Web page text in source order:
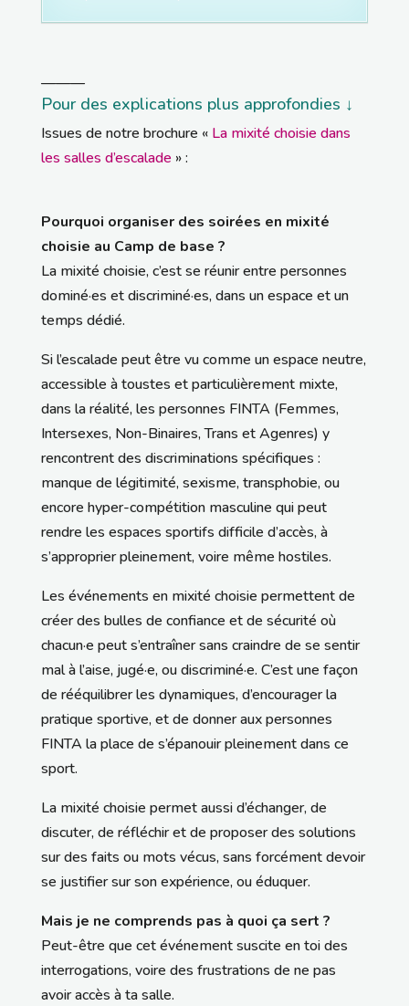
———
Pour des explications plus approfondies ↓
Issues de notre brochure « La mixité choisie dans
les salles d’escalade » :
Pourquoi organiser des soirées en mixité
choisie au Camp de base ?
La mixité choisie, c’est se réunir entre personnes
dominé·es et discriminé·es, dans un espace et un
temps dédié.
Si l’escalade peut être vu comme un espace neutre,
accessible à toustes et particulièrement mixte,
dans la réalité, les personnes FINTA (Femmes,
Intersexes, Non-Binaires, Trans et Agenres) y
rencontrent des discriminations spécifiques :
manque de légitimité, sexisme, transphobie, ou
encore hyper-compétition masculine qui peut
rendre les espaces sportifs difficile d’accès, à
s’approprier pleinement, voire même hostiles.
Les événements en mixité choisie permettent de
créer des bulles de confiance et de sécurité où
chacun·e peut s’entraîner sans craindre de se sentir
mal à l’aise, jugé·e, ou discriminé·e. C’est une façon
de rééquilibrer les dynamiques, d’encourager la
pratique sportive, et de donner aux personnes
FINTA la place de s’épanouir pleinement dans ce
sport.
La mixité choisie permet aussi d’échanger, de
discuter, de réfléchir et de proposer des solutions
sur des faits ou mots vécus, sans forcément devoir
se justifier sur son expérience, ou éduquer.
Mais je ne comprends pas à quoi ça sert ?
Peut-être que cet événement suscite en toi des
interrogations, voire des frustrations de ne pas
avoir accès à ta salle.